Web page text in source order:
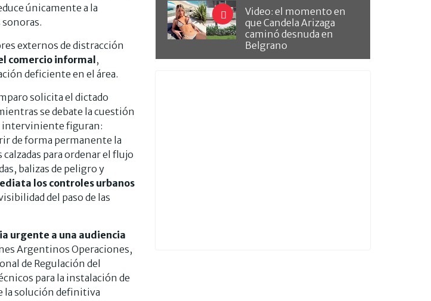
únicamente a la
externos de distracción
comercio informal,
deficiente en el área.
solicita el dictado
se debate la cuestión
interviniente figuran:
de forma permanente la
para ordenar el flujo
balizas de peligro y
los controles urbanos
del paso de las
urgente a una audiencia
Argentinos Operaciones,
de Regulación del
para la instalación de
la solución definitiva
Video: el momento en
que Candela Arizaga
caminó desnuda en
Belgrano